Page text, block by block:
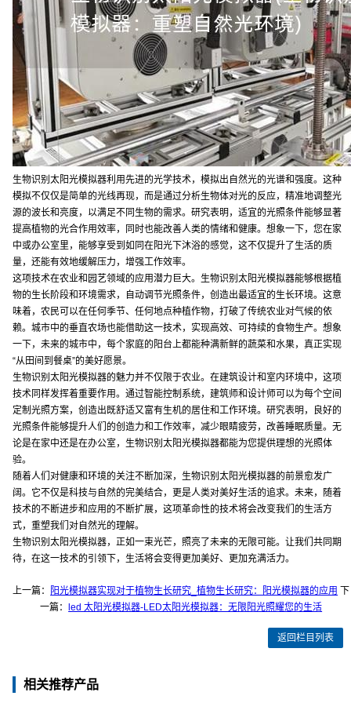
生物识别太阳光模拟器利用先进的光学技术，模拟出自然光的光谱和强度。这种
模拟不仅仅是简单的光线再现，而是通过分析生物体对光的反应，精准地调整光
源的波长和亮度，以满足不同生物的需求。研究表明，适宜的光照条件能够显著
提高植物的光合作用效率，同时也能改善人类的情绪和健康。想象一下，您在家
中或办公室里，能够享受到如同在阳光下沐浴的感觉，这不仅提升了生活的质
量，还能有效地缓解压力，增强工作效率。
这项技术在农业和园艺领域的应用潜力巨大。生物识别太阳光模拟器能够根据植
物的生长阶段和环境需求，自动调节光照条件，创造出最适宜的生长环境。这意
味着，农民可以在任何季节、任何地点种植作物，打破了传统农业对气候的依
赖。城市中的垂直农场也能借助这一技术，实现高效、可持续的食物生产。想象
一下，未来的城市中，每个家庭的阳台上都能种满新鲜的蔬菜和水果，真正实现
“从田间到餐桌”的美好愿景。
生物识别太阳光模拟器的魅力并不仅限于农业。在建筑设计和室内环境中，这项
技术同样发挥着重要作用。通过智能控制系统，建筑师和设计师可以为每个空间
定制光照方案，创造出既舒适又富有生机的居住和工作环境。研究表明，良好的
光照条件能够提升人们的创造力和工作效率，减少眼睛疲劳，改善睡眠质量。无
论是在家中还是在办公室，生物识别太阳光模拟器都能为您提供理想的光照体
验。
随着人们对健康和环境的关注不断加深，生物识别太阳光模拟器的前景愈发广
阔。它不仅是科技与自然的完美结合，更是人类对美好生活的追求。未来，随着
技术的不断进步和应用的不断扩展，这项革命性的技术将会改变我们的生活方
式，重塑我们对自然光的理解。
生物识别太阳光模拟器，正如一束光芒，照亮了未来的无限可能。让我们共同期
待，在这一技术的引领下，生活将会变得更加美好、更加充满活力。
上一篇： 阳光模拟器实现对于植物生长研究_植物生长研究：阳光模拟器的应用
下
一篇：
led 太阳光模拟器-LED太阳光模拟器：无限阳光照耀您的生活
返回栏目列表
相关推荐产品